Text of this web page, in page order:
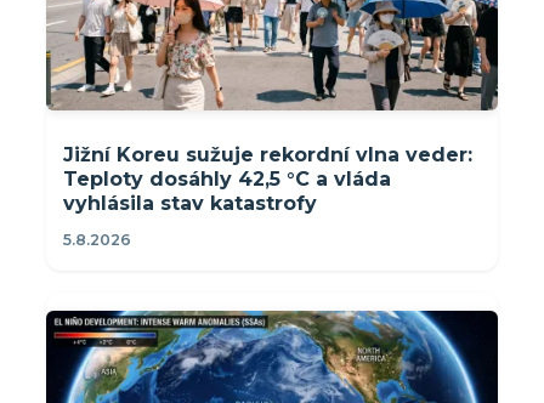
Jižní Koreu sužuje rekordní vlna veder:
Teploty dosáhly 42,5 °C a vláda
vyhlásila stav katastrofy
5.8.2026